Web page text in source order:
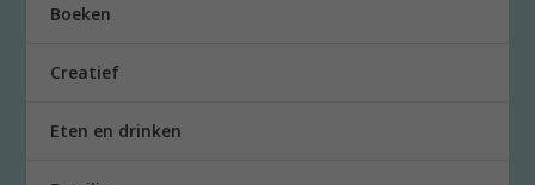
Boeken
Creatief
Eten en drinken